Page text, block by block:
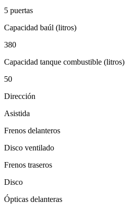
5 puertas
Capacidad baúl (litros)
380
Capacidad tanque combustible (litros)
50
Dirección
Asistida
Frenos delanteros
Disco ventilado
Frenos traseros
Disco
Ópticas delanteras